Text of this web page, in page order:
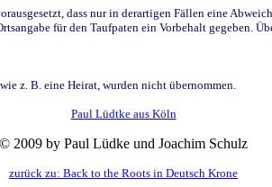
dass nur in derartigen Fällen eine
für den Taufpaten ein Vorbehalt gegeben.
z. B. eine Heirat, wurden nicht übernommen.
Paul Lüdtke aus Köln
© 2009 by Paul Lüdke und Joachim Schulz
zurück zu: Back to the Roots in Deutsch Krone